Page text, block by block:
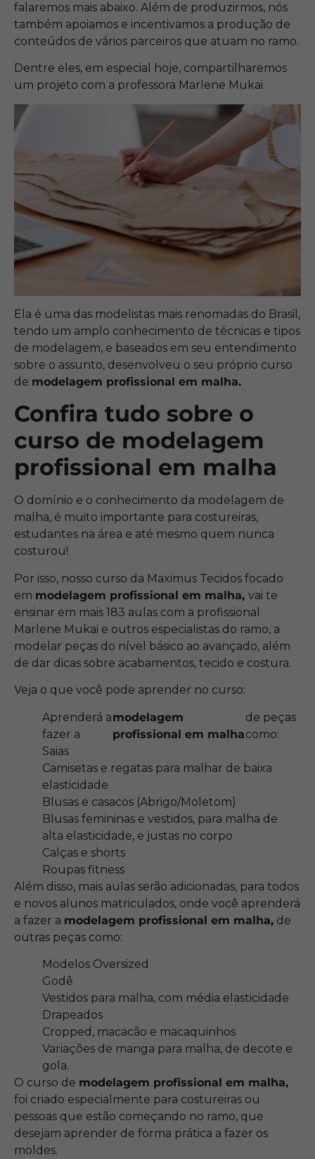
falaremos mais abaixo. Além de produzirmos, nós
também apoiamos e incentivamos a produção de
conteúdos de vários parceiros que atuam no ramo.
Dentre eles, em especial hoje, compartilharemos
um projeto com a professora Marlene Mukai.
Ela é uma das modelistas mais renomadas do Brasil,
tendo um amplo conhecimento de técnicas e tipos
de modelagem, e baseados em seu entendimento
sobre o assunto, desenvolveu o seu próprio curso
de modelagem profissional em malha.
Confira tudo sobre o
curso de modelagem
profissional em malha
O domínio e o conhecimento da modelagem de
malha, é muito importante para costureiras,
estudantes na área e até mesmo quem nunca
costurou!
Por isso, nosso curso da Maximus Tecidos focado
em modelagem profissional em malha, vai te
ensinar em mais 183 aulas com a profissional
Marlene Mukai e outros especialistas do ramo, a
modelar peças do nível básico ao avançado, além
de dar dicas sobre acabamentos, tecido e costura.
Veja o que você pode aprender no curso:
Aprenderá a
fazer a
modelagem
profissional em malha
de peças
como:
Saias
Camisetas e regatas para malhar de baixa
elasticidade
Blusas e casacos (Abrigo/Moletom)
Blusas femininas e vestidos, para malha de
alta elasticidade, e justas no corpo
Calças e shorts
Roupas fitness
Além disso, mais aulas serão adicionadas, para todos
e novos alunos matriculados, onde você aprenderá
a fazer a modelagem profissional em malha, de
outras peças como:
Modelos Oversized
Godê
Vestidos para malha, com média elasticidade
Drapeados
Cropped, macacão e macaquinhos
Variações de manga para malha, de decote e
gola.
O curso de modelagem profissional em malha,
foi criado especialmente para costureiras ou
pessoas que estão começando no ramo, que
desejam aprender de forma prática a fazer os
moldes.